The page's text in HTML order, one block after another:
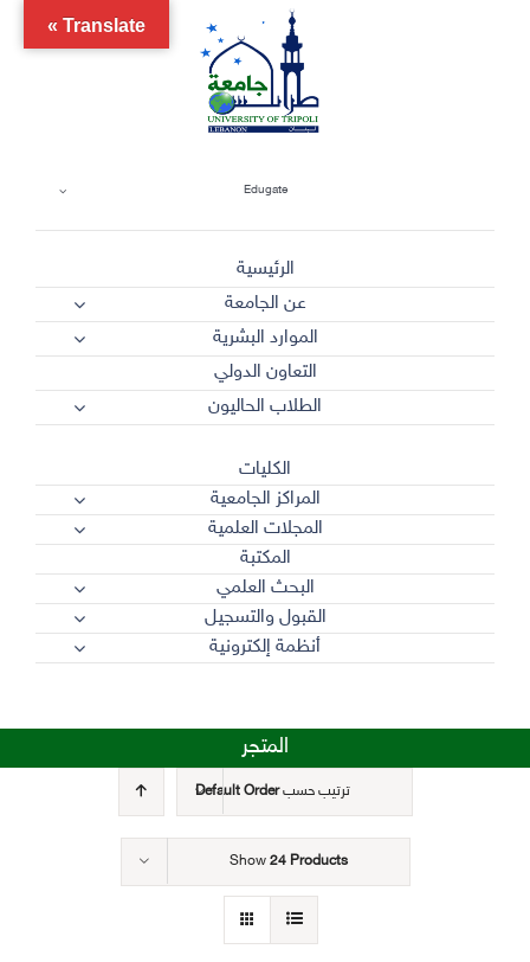
Edugate
الرئيسية
عن الجامعة
الموارد البشرية
التعاون الدولي
الطلاب الحاليون
الكليات
المراكز الجامعية
المجلات العلمية
المكتبة
البحث العلمي
القبول والتسجيل
أنظمة إلكترونية
المتجر
ترتيب حسبDefault Order
Show 24 Products
Translate »